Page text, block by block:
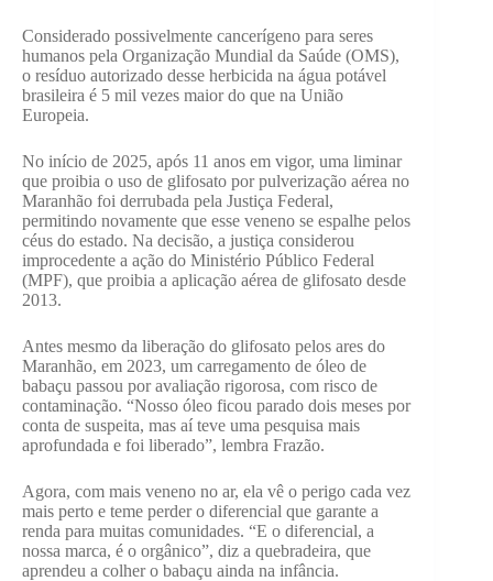
Considerado possivelmente cancerígeno para seres
humanos pela Organização Mundial da Saúde (OMS),
o resíduo autorizado desse herbicida na água potável
brasileira é 5 mil vezes maior do que na União
Europeia.
No início de 2025, após 11 anos em vigor, uma liminar
que proibia o uso de glifosato por pulverização aérea no
Maranhão foi derrubada pela Justiça Federal,
permitindo novamente que esse veneno se espalhe pelos
céus do estado. Na decisão, a justiça considerou
improcedente a ação do Ministério Público Federal
(MPF), que proibia a aplicação aérea de glifosato desde
2013.
Antes mesmo da liberação do glifosato pelos ares do
Maranhão, em 2023, um carregamento de óleo de
babaçu passou por avaliação rigorosa, com risco de
contaminação. “Nosso óleo ficou parado dois meses por
conta de suspeita, mas aí teve uma pesquisa mais
aprofundada e foi liberado”, lembra Frazão.
Agora, com mais veneno no ar, ela vê o perigo cada vez
mais perto e teme perder o diferencial que garante a
renda para muitas comunidades. “E o diferencial, a
nossa marca, é o orgânico”, diz a quebradeira, que
aprendeu a colher o babaçu ainda na infância.